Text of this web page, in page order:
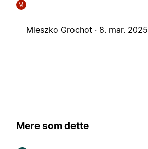
M
Mieszko Grochot · 8. mar. 2025
Mere som dette